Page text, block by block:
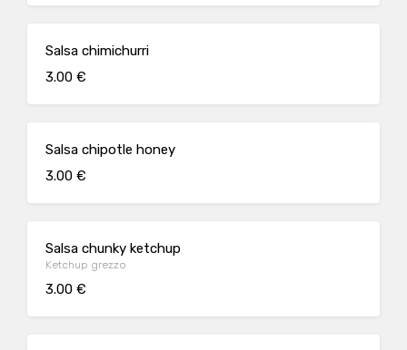
Salsa chimichurri
3.00 €
Salsa chipotle honey
3.00 €
Salsa chunky ketchup
Ketchup grezzo
3.00 €